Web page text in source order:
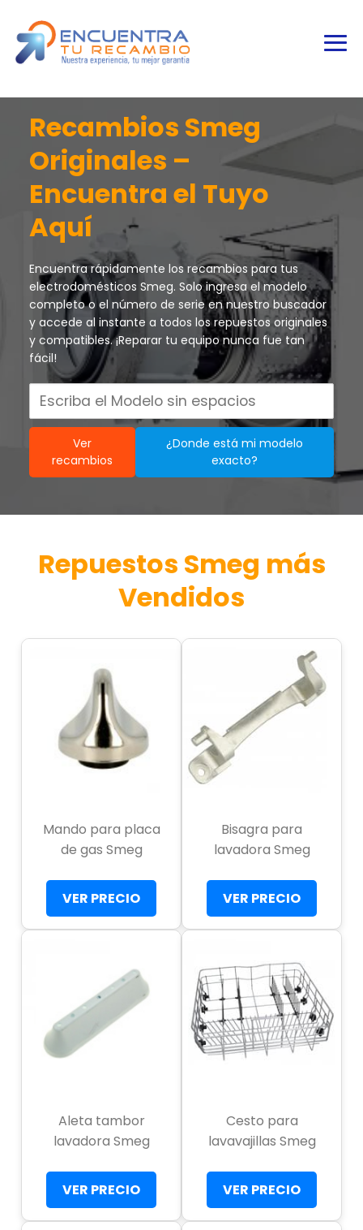
Recambios Smeg
Originales –
Encuentra el Tuyo
Aquí
Encuentra rápidamente los recambios para tus
electrodomésticos Smeg. Solo ingresa el modelo
completo o el número de serie en nuestro buscador
y accede al instante a todos los repuestos originales
y compatibles. ¡Reparar tu equipo nunca fue tan
fácil!
Ver
recambios
¿Donde está mi modelo
exacto?
Repuestos Smeg más
Vendidos
Mando para placa
de gas Smeg
VER PRECIO
Bisagra para
lavadora Smeg
VER PRECIO
Aleta tambor
lavadora Smeg
VER PRECIO
Cesto para
lavavajillas Smeg
VER PRECIO